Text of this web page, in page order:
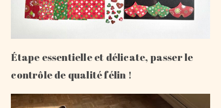
Étape essentielle et délicate, passer le
contrôle de qualité félin !